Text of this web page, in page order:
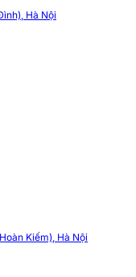
Hà Nội
Kiếm), Hà Nội